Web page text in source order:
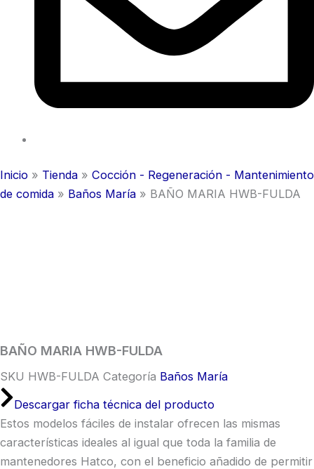
Inicio » Tienda » Cocción - Regeneración - Mantenimiento
de comida » Baños María » BAÑO MARIA HWB-FULDA
BAÑO MARIA HWB-FULDA
SKU HWB-FULDA Categoría Baños María
Descargar ficha técnica del producto
Estos modelos fáciles de instalar ofrecen las mismas
características ideales al igual que toda la familia de
mantenedores Hatco, con el beneficio añadido de permitir